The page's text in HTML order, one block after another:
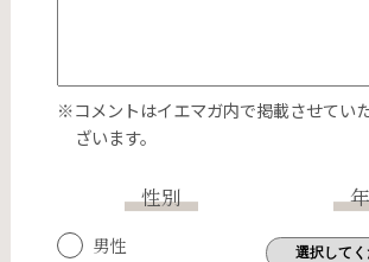
※コメントはイエマガ内で掲載させてい
ざいます。
性別
男性